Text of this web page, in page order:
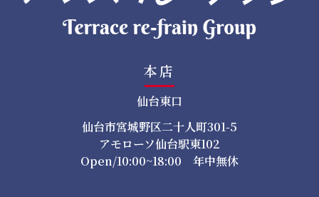
本店
仙台東口
仙台市宮城野区二十人町301-5
アモローソ仙台駅東102
Open/10:00~18:00 年中無休